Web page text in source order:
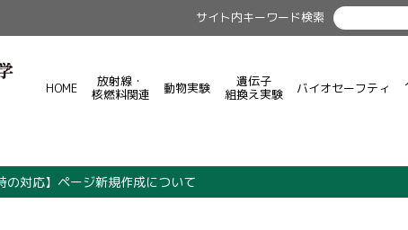
サイト内キーワード検索
HOME
放射線・
核燃料関連
動物実験
遺伝子
組換え実験
バイオセーフティ
の対応】ページ新規作成について